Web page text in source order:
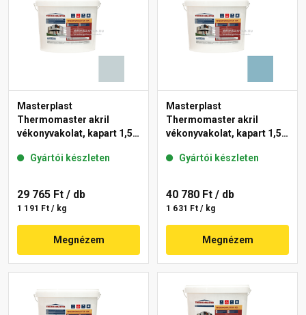
Masterplast
Thermomaster akril
vékonyvakolat, kapart 1,5
Gyártói készleten
29 765 Ft / db
1 191 Ft / kg
Megnézem
Masterplast
Thermomaster akril
vékonyvakolat, kapart 1,5
Gyártói készleten
40 780 Ft / db
1 631 Ft / kg
Megnézem